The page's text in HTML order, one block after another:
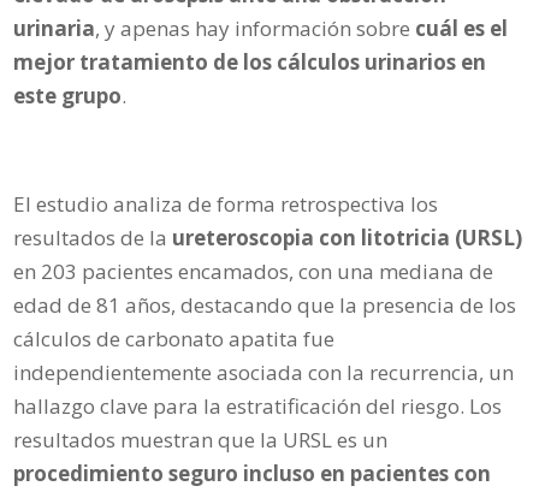
urinaria, y apenas hay información sobre cuál es el
mejor tratamiento de los cálculos urinarios en
este grupo.
El estudio analiza de forma retrospectiva los
resultados de la ureteroscopia con litotricia (URSL)
en 203 pacientes encamados, con una mediana de
edad de 81 años, destacando que la presencia de los
cálculos de carbonato apatita fue
independientemente asociada con la recurrencia, un
hallazgo clave para la estratificación del riesgo. Los
resultados muestran que la URSL es un
procedimiento seguro incluso en pacientes con